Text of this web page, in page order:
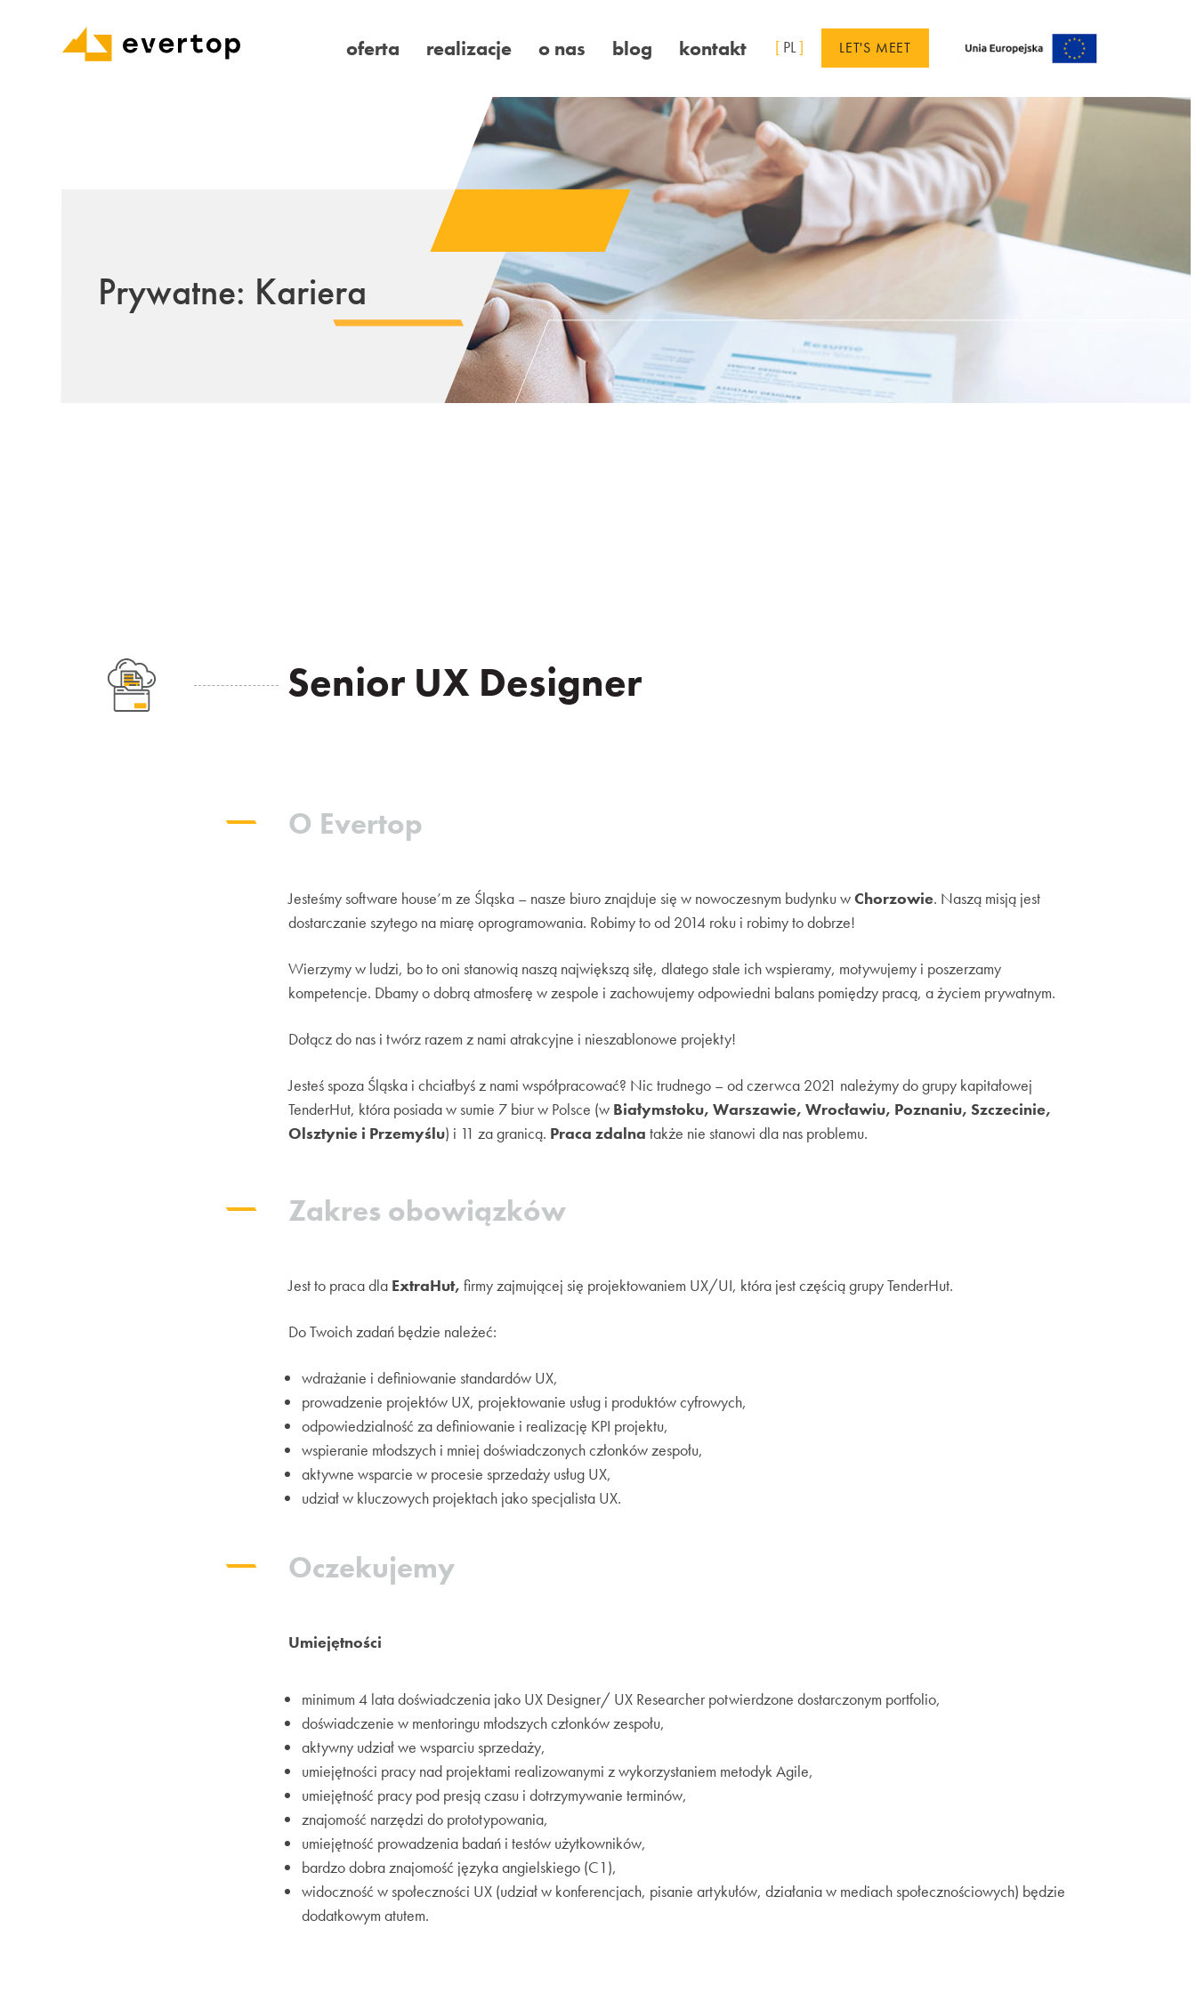
oferta realizacje o nas blog kontakt [ PL] LET'S MEET
Prywatne: Kariera
Senior UX Designer
O Evertop
Jesteśmy software house’m ze Śląska – nasze biuro znajduje się w nowoczesnym budynku wChorzowie. Naszą misją jest
dostarczanie szytego na miarę oprogramowania. Robimy to od 2014 roku i robimy to dobrze!
Wierzymy w ludzi, bo to oni stanowią naszą największą siłę, dlatego stale ich wspieramy, motywujemy i poszerzamy
kompetencje. Dbamy o dobrą atmosferę w zespole i zachowujemy odpowiedni balans pomiędzy pracą, a życiem prywatnym.
Dołącz do nas i twórz razem z nami atrakcyjne i nieszablonowe projekty!
Jesteś spoza Śląska i chciałbyś z nami współpracować? Nic trudnego – od czerwca 2021 należymy do grupy kapitałowej
TenderHut, która posiada w sumie 7 biur w Polsce (w Białymstoku, Warszawie, Wrocławiu, Poznaniu, Szczecinie,
Olsztynie i Przemyślu) i 11 za granicą. Praca zdalna także nie stanowi dla nas problemu.
Zakres obowiązków
Jest to praca dla ExtraHut, firmy zajmującej się projektowaniem UX/UI, która jest częścią grupy TenderHut.
Do Twoich zadań będzie należeć:
wdrażanie i definiowanie standardów UX,
prowadzenie projektów UX, projektowanie usług i produktów cyfrowych,
odpowiedzialność za definiowanie i realizację KPI projektu,
wspieranie młodszych i mniej doświadczonych członków zespołu,
aktywne wsparcie w procesie sprzedaży usług UX,
udział w kluczowych projektach jako specjalista UX.
Oczekujemy
Umiejętności
minimum 4 lata doświadczenia jako UX Designer/ UX Researcher potwierdzone dostarczonym portfolio,
doświadczenie w mentoringu młodszych członków zespołu,
aktywny udział we wsparciu sprzedaży,
umiejętności pracy nad projektami realizowanymi z wykorzystaniem metodyk Agile,
umiejętność pracy pod presją czasu i dotrzymywanie terminów,
znajomość narzędzi do prototypowania,
umiejętność prowadzenia badań i testów użytkowników,
bardzo dobra znajomość języka angielskiego (C1),
widoczność w społeczności UX (udział w konferencjach, pisanie artykułów, działania w mediach społecznościowych) będzie
dodatkowym atutem.